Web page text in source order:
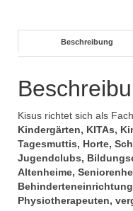
Beschreibung
Kisus richtet sich als
Kindergärten, KITAs,
Tagesmuttis, Horte,
Jugendclubs,
Altenheime,
Physiotherapeuten,